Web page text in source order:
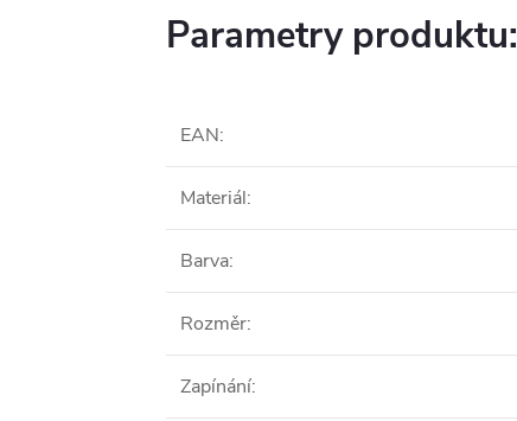
Parametry produktu:
EAN:
Materiál:
Barva:
Rozměr:
Zapínání: